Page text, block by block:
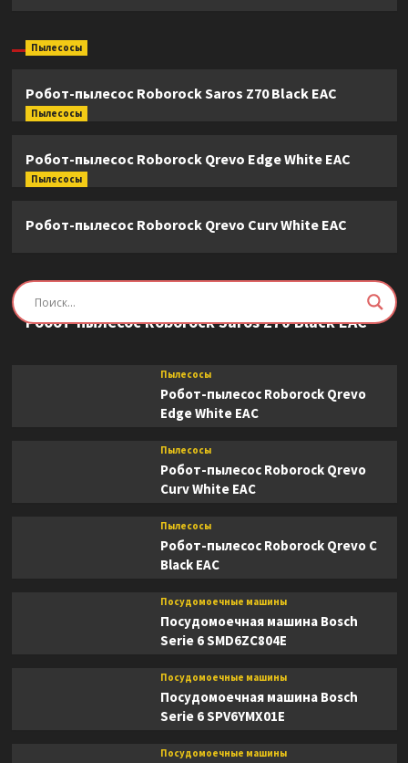
Пылесосы
Робот-пылесос Roborock Saros Z70 Black EAC
Пылесосы
Робот-пылесос Roborock Qrevo Edge White EAC
Пылесосы
Робот-пылесос Roborock Qrevo Curv White EAC
Пылесосы
Робот-пылесос Roborock Saros Z70 Black EAC
Пылесосы
Робот-пылесос Roborock Qrevo
Edge White EAC
Пылесосы
Робот-пылесос Roborock Qrevo
Curv White EAC
Пылесосы
Робот-пылесос Roborock Qrevo C
Black EAC
Посудомоечные машины
Посудомоечная машина Bosch
Serie 6 SMD6ZC804E
Посудомоечные машины
Посудомоечная машина Bosch
Serie 6 SPV6YMX01E
Посудомоечные машины